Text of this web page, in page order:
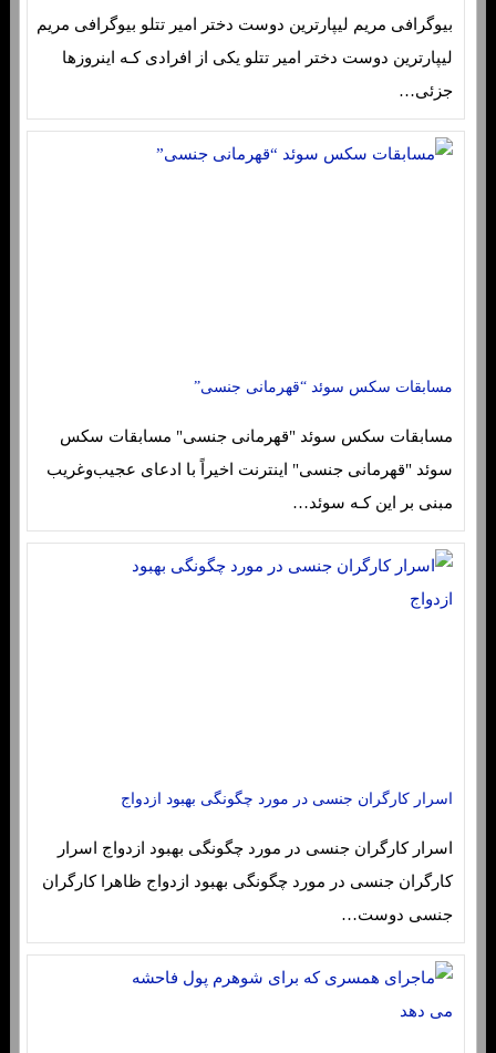
بیوگرافی مریم لیپارترین دوست دختر امیر تتلو بیوگرافی مریم
لیپارترین دوست دختر امیر تتلو یکی از افرادی کـه اینروزها
جزئی…
مسابقات سکس سوئد “قهرمانی جنسی”
مسابقات سکس سوئد "قهرمانی جنسی" مسابقات سکس
سوئد "قهرمانی جنسی" اینترنت اخیراً با ادعای عجیب‌وغریب
مبنی بر این کـه سوئد…
اسرار کارگران جنسی در مورد چگونگی بهبود ازدواج
اسرار کارگران جنسی در مورد چگونگی بهبود ازدواج اسرار
کارگران جنسی در مورد چگونگی بهبود ازدواج ظاهرا کارگران
جنسی دوست…